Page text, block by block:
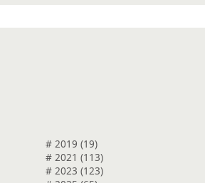
# 2019 (19)
# 2021 (113)
# 2023 (123)